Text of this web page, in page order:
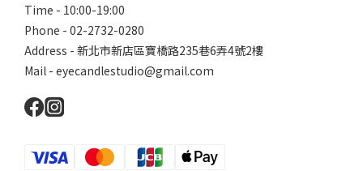
Time - 10:00-19:00
Phone - 02-2732-0280
Address - 新北市新店區寶橋路235巷6弄4號2樓
Mail - eyecandlestudio@gmail.com